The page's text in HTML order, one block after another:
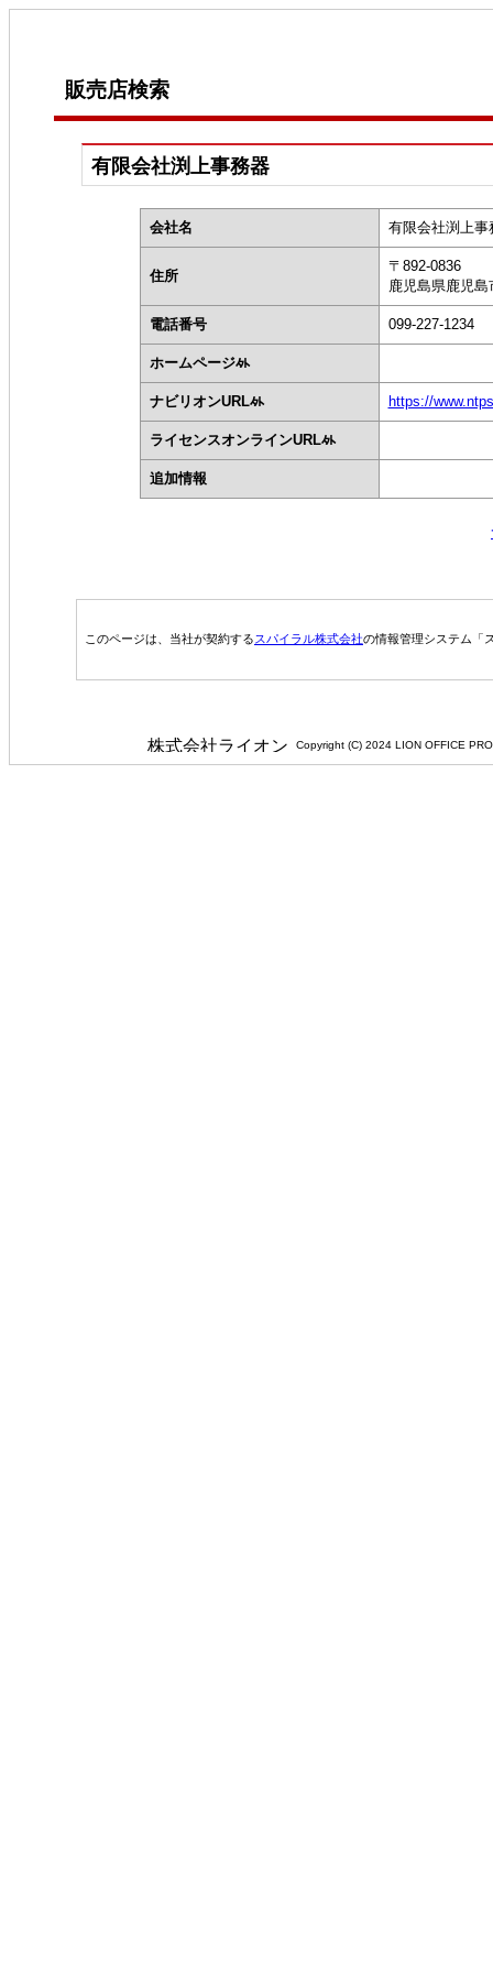
販売店検索
有限会社渕上事務器
会社名 有限会社渕上事
住所
〒892-0836
鹿児島県鹿児島
電話番号 099-227-1234
ホームページ
ナビリオンURL https://
ライセンスオンラインURL
追加情報
このページは、当社が契約するスパイラル株式会社の情報管理システム「
Copyright (C) 2024 LION OFFICE